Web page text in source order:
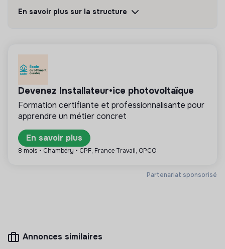
besoins du quotidien.
💡 Partenaire de la transition
La mission de cette structure est d’aider les
entreprises ou les citoyens à améliorer leur
impact environnemental et social. Par exemple le
conseil en RSE, la formation, la sensibilisation aux
enjeux de la transition, les médias,…
En savoir plus sur la structure
Partenariat sponsorisé
Devenez Installateur•ice photovoltaïque
Formation certifiante et professionnalisante pour
apprendre un métier concret
En savoir plus
8 mois • Chambéry • CPF, France Travail, OPCO
Annonces similaires